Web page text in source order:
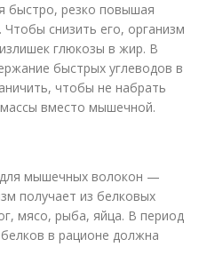
быстро, резко повышая
снизить его, организм
глюкозы в жир. В
быстрых углеводов в
чтобы не набрать
вместо мышечной.
мышечных волокон —
получает из белковых
мясо, рыба, яйца. В период
в рационе должна